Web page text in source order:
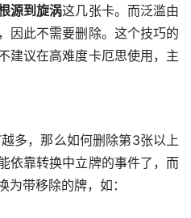
源到旋涡这几张卡。而泛滥由
因此不需要删除。这个技巧的
建议在高难度卡厄思使用，主
多，那么如何删除第3张以上
依靠转换中立牌的事件了，而
带移除的牌，如：